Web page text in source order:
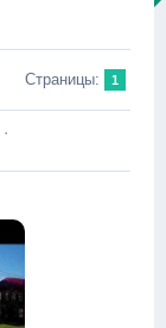
Страницы: 1
·